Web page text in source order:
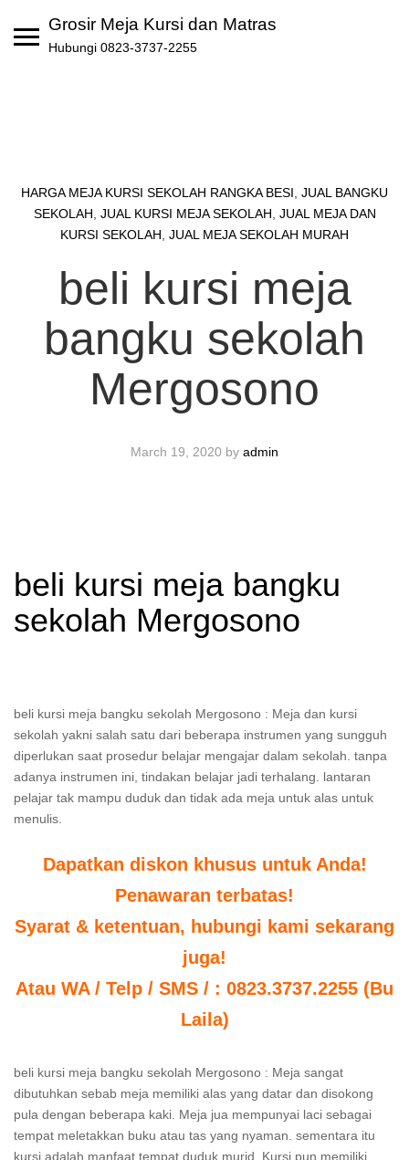
Grosir Meja Kursi dan Matras
Hubungi 0823-3737-2255
HARGA MEJA KURSI SEKOLAH RANGKA BESI JUAL BANGKU
SEKOLAH JUAL KURSI MEJA SEKOLAH JUAL MEJA DAN
KURSI SEKOLAH JUAL MEJA SEKOLAH MURAH
beli kursi meja
bangku sekolah
Mergosono
March 19, 2020 by admin
beli kursi meja bangku
sekolah Mergosono
beli kursi meja bangku sekolah Mergosono : Meja dan kursi
sekolah yakni salah satu dari beberapa instrumen yang sungguh
diperlukan saat prosedur belajar mengajar dalam sekolah. tanpa
adanya instrumen ini, tindakan belajar jadi terhalang. lantaran
pelajar tak mampu duduk dan tidak ada meja untuk alas untuk
menulis.
Dapatkan diskon khusus untuk Anda!
Penawaran terbatas!
Syarat & ketentuan, hubungi kami sekarang
juga!
Atau WA / Telp / SMS / : 0823.3737.2255 (Bu
Laila)
beli kursi meja bangku sekolah Mergosono : Meja sangat
dibutuhkan sebab meja memiliki alas yang datar dan disokong
pula dengan beberapa kaki. Meja jua mempunyai laci sebagai
tempat meletakkan buku atau tas yang nyaman. sementara itu
kursi adalah manfaat tempat duduk murid. Kursi pun memiliki